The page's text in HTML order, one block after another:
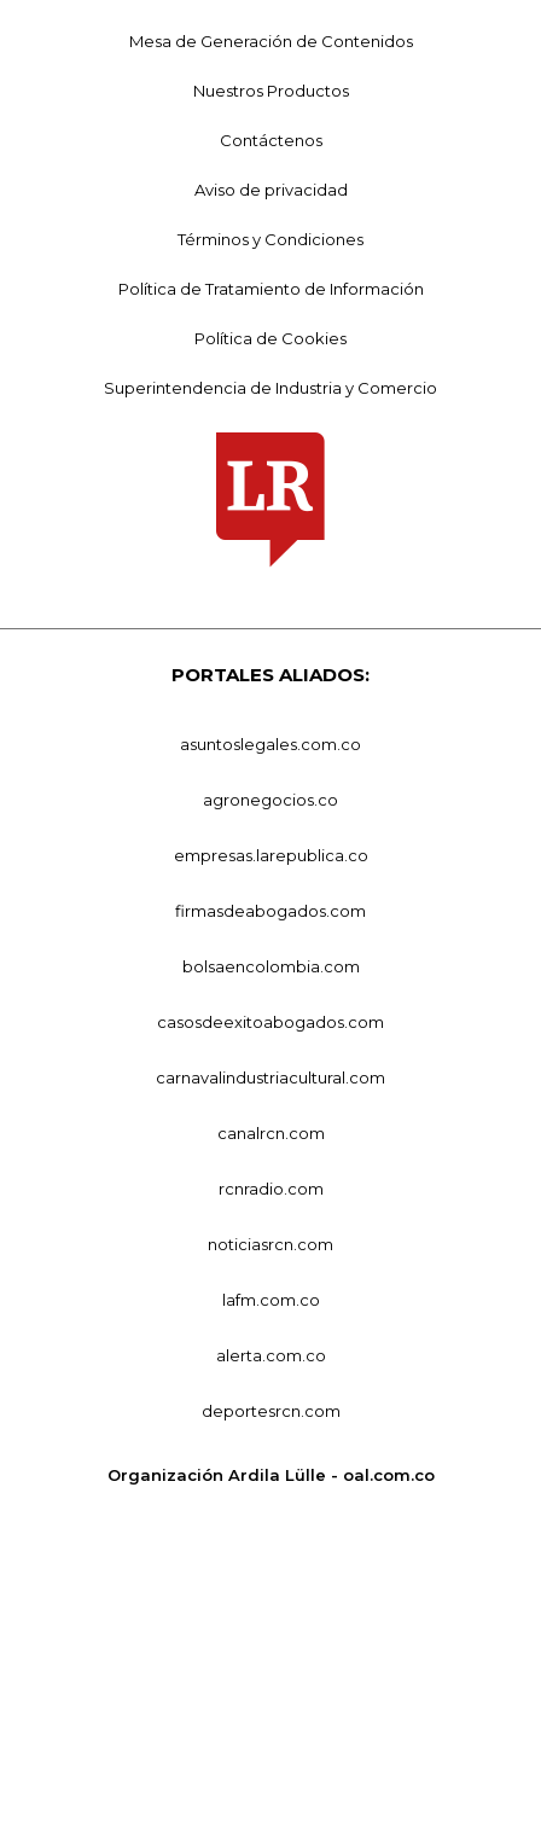
Mesa de Generación de Contenidos
Nuestros Productos
Contáctenos
Aviso de privacidad
Términos y Condiciones
Política de Tratamiento de Información
Política de Cookies
Superintendencia de Industria y Comercio
PORTALES ALIADOS:
asuntoslegales.com.co
agronegocios.co
empresas.larepublica.co
firmasdeabogados.com
bolsaencolombia.com
casosdeexitoabogados.com
carnavalindustriacultural.com
canalrcn.com
rcnradio.com
noticiasrcn.com
lafm.com.co
alerta.com.co
deportesrcn.com
Organización Ardila Lülle - oal.com.co